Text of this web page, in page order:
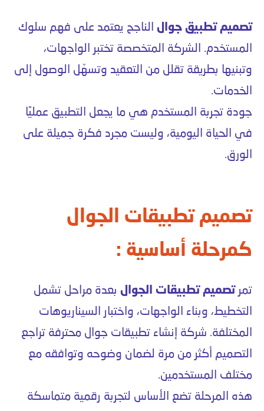
تصميم تطبيق جوال الناجح يعتمد على فهم سلوك
المستخدم. الشركة المتخصصة تختبر الواجهات،
وتبنيها بطريقة تقلل من التعقيد وتسهّل الوصول إلى
الخدمات.
جودة تجربة المستخدم هي ما يجعل التطبيق عمليًا
في الحياة اليومية، وليست مجرد فكرة جميلة على
الورق.
تصميم تطبيقات الجوال
كمرحلة أساسية :
تمرتصميم تطبيقات الجوال بعدة مراحل تشمل
التخطيط، وبناء الواجهات، واختبار السيناريوهات
المختلفة. شركة إنشاء تطبيقات جوال محترفة تراجع
التصميم أكثر من مرة لضمان وضوحه وتوافقه مع
مختلف المستخدمين.
هذه المرحلة تضع الأساس لتجربة رقمية متماسكة